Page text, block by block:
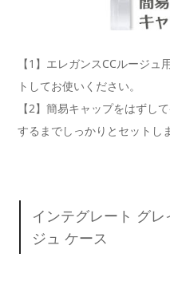
【1】エレガンスCCルージ
トしてお使いください。
【2】簡易キャップをはずし
するまでしっかりとセットし
インテグレート グ
ジュ ケース